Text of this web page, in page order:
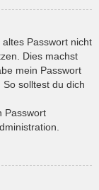
Passwort nicht
Dies machst
mein Passwort
solltest du dich
Passwort